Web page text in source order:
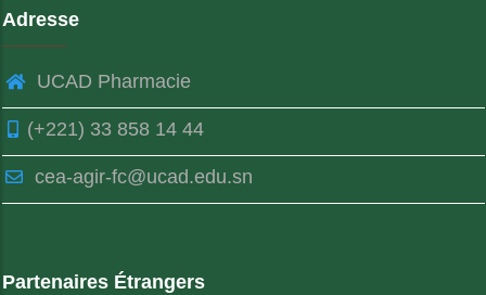
Adresse
UCAD Pharmacie
(+221) 33 858 14 44
cea-agir-fc@ucad.edu.sn
Partenaires Étrangers